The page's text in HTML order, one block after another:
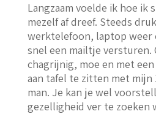
Langzaam voelde ik hoe ik
mezelf af dreef. Steeds
werktelefoon, laptop weer
snel een mailtje versturen.
chagrijnig, moe en met
aan tafel te zitten met mijn
man. Je kan je wel
gezelligheid ver te zoeken